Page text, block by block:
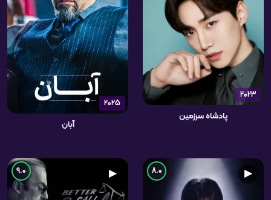
2023
پادشاه سرزمین
2025
آبان
▶
8.0
▶
9.0